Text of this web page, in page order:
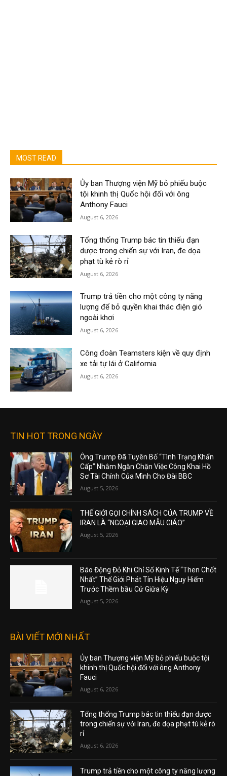
MOST READ
Ủy ban Thượng viện Mỹ bỏ phiếu buộc
tội khinh thị Quốc hội đối với ông
Anthony Fauci
August 6, 2026
Tổng thống Trump bác tin thiếu đạn
dược trong chiến sự với Iran, đe dọa
phạt tù kẻ rò rỉ
August 6, 2026
Trump trả tiền cho một công ty năng
lượng để bỏ quyền khai thác điện gió
ngoài khơi
August 6, 2026
Công đoàn Teamsters kiện về quy định
xe tải tự lái ở California
August 6, 2026
TIN HOT TRONG NGÀY
Ông Trump Đã Tuyên Bố “Tình Trạng Khẩn
Cấp” Nhằm Ngăn Chặn Việc Công Khai Hồ
Sơ Tài Chính Của Mình Cho Đài BBC
August 5, 2026
THẾ GIỚI GỌI CHÍNH SÁCH CỦA TRUMP VỀ
IRAN LÀ “NGOẠI GIAO MẪU GIÁO”
August 5, 2026
Báo Động Đỏ Khi Chỉ Số Kinh Tế “Then Chốt
Nhất” Thế Giới Phát Tín Hiệu Nguy Hiểm
Trước Thềm bầu Cử Giữa Kỳ
August 5, 2026
BÀI VIẾT MỚI NHẤT
Ủy ban Thượng viện Mỹ bỏ phiếu buộc tội
khinh thị Quốc hội đối với ông Anthony
Fauci
August 6, 2026
Tổng thống Trump bác tin thiếu đạn dược
trong chiến sự với Iran, đe dọa phạt tù kẻ rò
rỉ
August 6, 2026
Trump trả tiền cho một công ty năng lượng